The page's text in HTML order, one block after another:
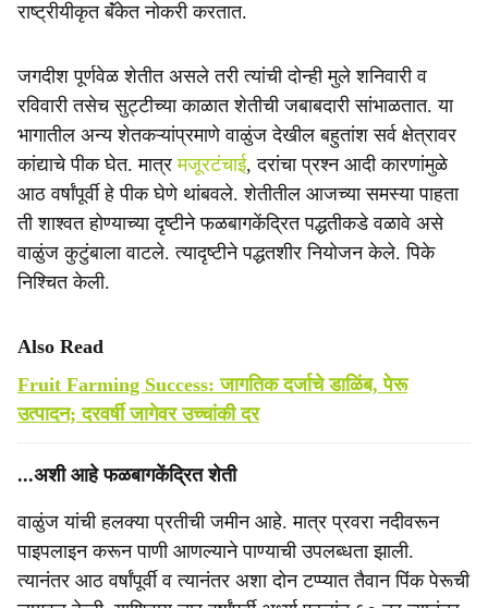
राष्ट्रीयीकृत बॅंकेत नोकरी करतात.
जगदीश पूर्णवेळ शेतीत असले तरी त्यांची दोन्ही मुले शनिवारी व
रविवारी तसेच सुट्टीच्या काळात शेतीची जबाबदारी सांभाळतात. या
भागातील अन्य शेतकऱ्यांप्रमाणे वाळुंज देखील बहुतांश सर्व क्षेत्रावर
कांद्याचे पीक घेत. मात्रमजूरटंचाई, दरांचा प्रश्न आदी कारणांमुळे
आठ वर्षांपूर्वी हे पीक घेणे थांबवले. शेतीतील आजच्या समस्या पाहता
ती शाश्‍वत होण्याच्या दृष्टीने फळबागकेंद्रित पद्धतीकडे वळावे असे
वाळुंज कुटुंबाला वाटले. त्यादृष्टीने पद्धतशीर नियोजन केले. पिके
निश्‍चित केली.
Also Read
Fruit Farming Success: जागतिक दर्जाचे डाळिंब, पेरू
उत्पादन; दरवर्षी जागेवर उच्चांकी दर
...अशी आहे फळबागकेंद्रित शेती
वाळुंज यांची हलक्या प्रतीची जमीन आहे. मात्र प्रवरा नदीवरून
पाइपलाइन करून पाणी आणल्याने पाण्याची उपलब्धता झाली.
त्यानंतर आठ वर्षांपूर्वी व त्यानंतर अशा दोन टप्प्यात तैवान पिंक पेरूची